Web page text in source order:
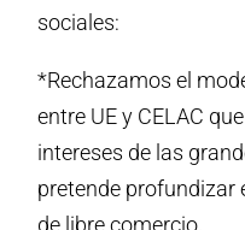
sociales:
*Rechazamos el
entre UE y CELAC
intereses de las
pretende profundizar
de libre comercio.